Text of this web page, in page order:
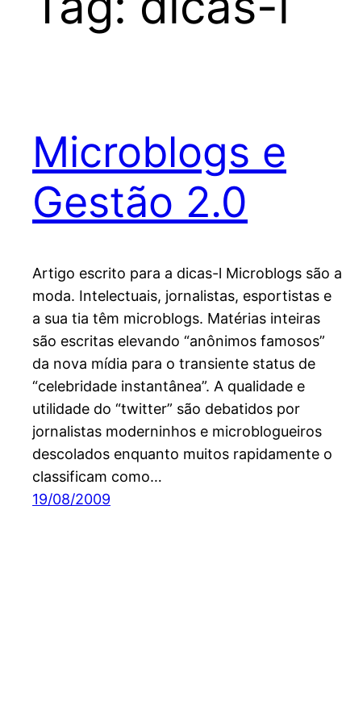
Microblogs e
Gestão 2.0
Artigo escrito para a dicas-l Microblogs são a
moda. Intelectuais, jornalistas, esportistas e
a sua tia têm microblogs. Matérias inteiras
são escritas elevando “anônimos famosos”
da nova mídia para o transiente status de
“celebridade instantânea”. A qualidade e
utilidade do “twitter” são debatidos por
jornalistas moderninhos e microblogueiros
descolados enquanto muitos rapidamente o
classificam como…
19/08/2009